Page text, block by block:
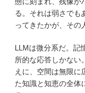
る。それは弱さでも
ってきたかが、その
LLMは微分系だ。記
所的な応答しかない
えに、空間は無限に
た知識と知恵の全体